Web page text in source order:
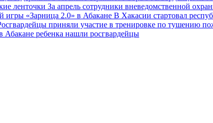
ленточки За апрель сотрудники вневедомственной
игры «Зарница 2.0» в Абакане В Хакасии стартовал
приняли участие в тренировке по тушению
Абакане ребенка нашли росгвардейцы